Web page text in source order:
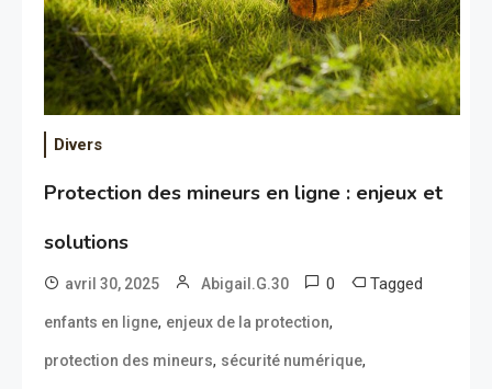
Divers
Protection des mineurs en ligne : enjeux et
solutions
avril 30, 2025 Abigail.G.30 0 Tagged
enfants en ligne, enjeux de la protection,
protection des mineurs, sécurité numérique,